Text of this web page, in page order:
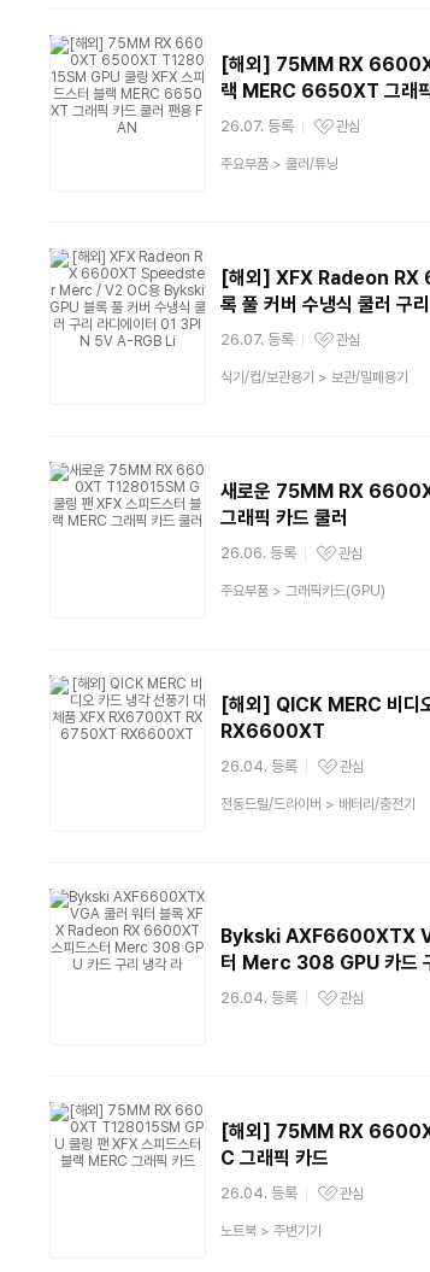
[해외] 75MM RX
랙 MERC 6650XT 그래
26.07. 등록
관심상품
관심
상
주요부품> 쿨러/튜닝
[해외] XFX Radeon
록 풀 커버 수냉식 쿨러
26.07. 등록
관심상품
관심
상
식기/컵/보관용기 > 보관/밀폐용기
새로운 75MM RX
그래픽 카드 쿨러
26.06. 등록
관심상품
관심
상
주요부품> 그래픽카드(GPU)
[해외] QICK MERC 비
RX6600XT
26.04. 등록
관심상품
관심
상
전동드릴/드라이버 > 배터리/충전기
Bykski AXF6600XTX
터 Merc 308 GPU 카드
26.04. 등록
관심상품
관심
[해외] 75MM RX
C 그래픽 카드
26.04. 등록
관심상품
관심
상
노트북> 주변기기